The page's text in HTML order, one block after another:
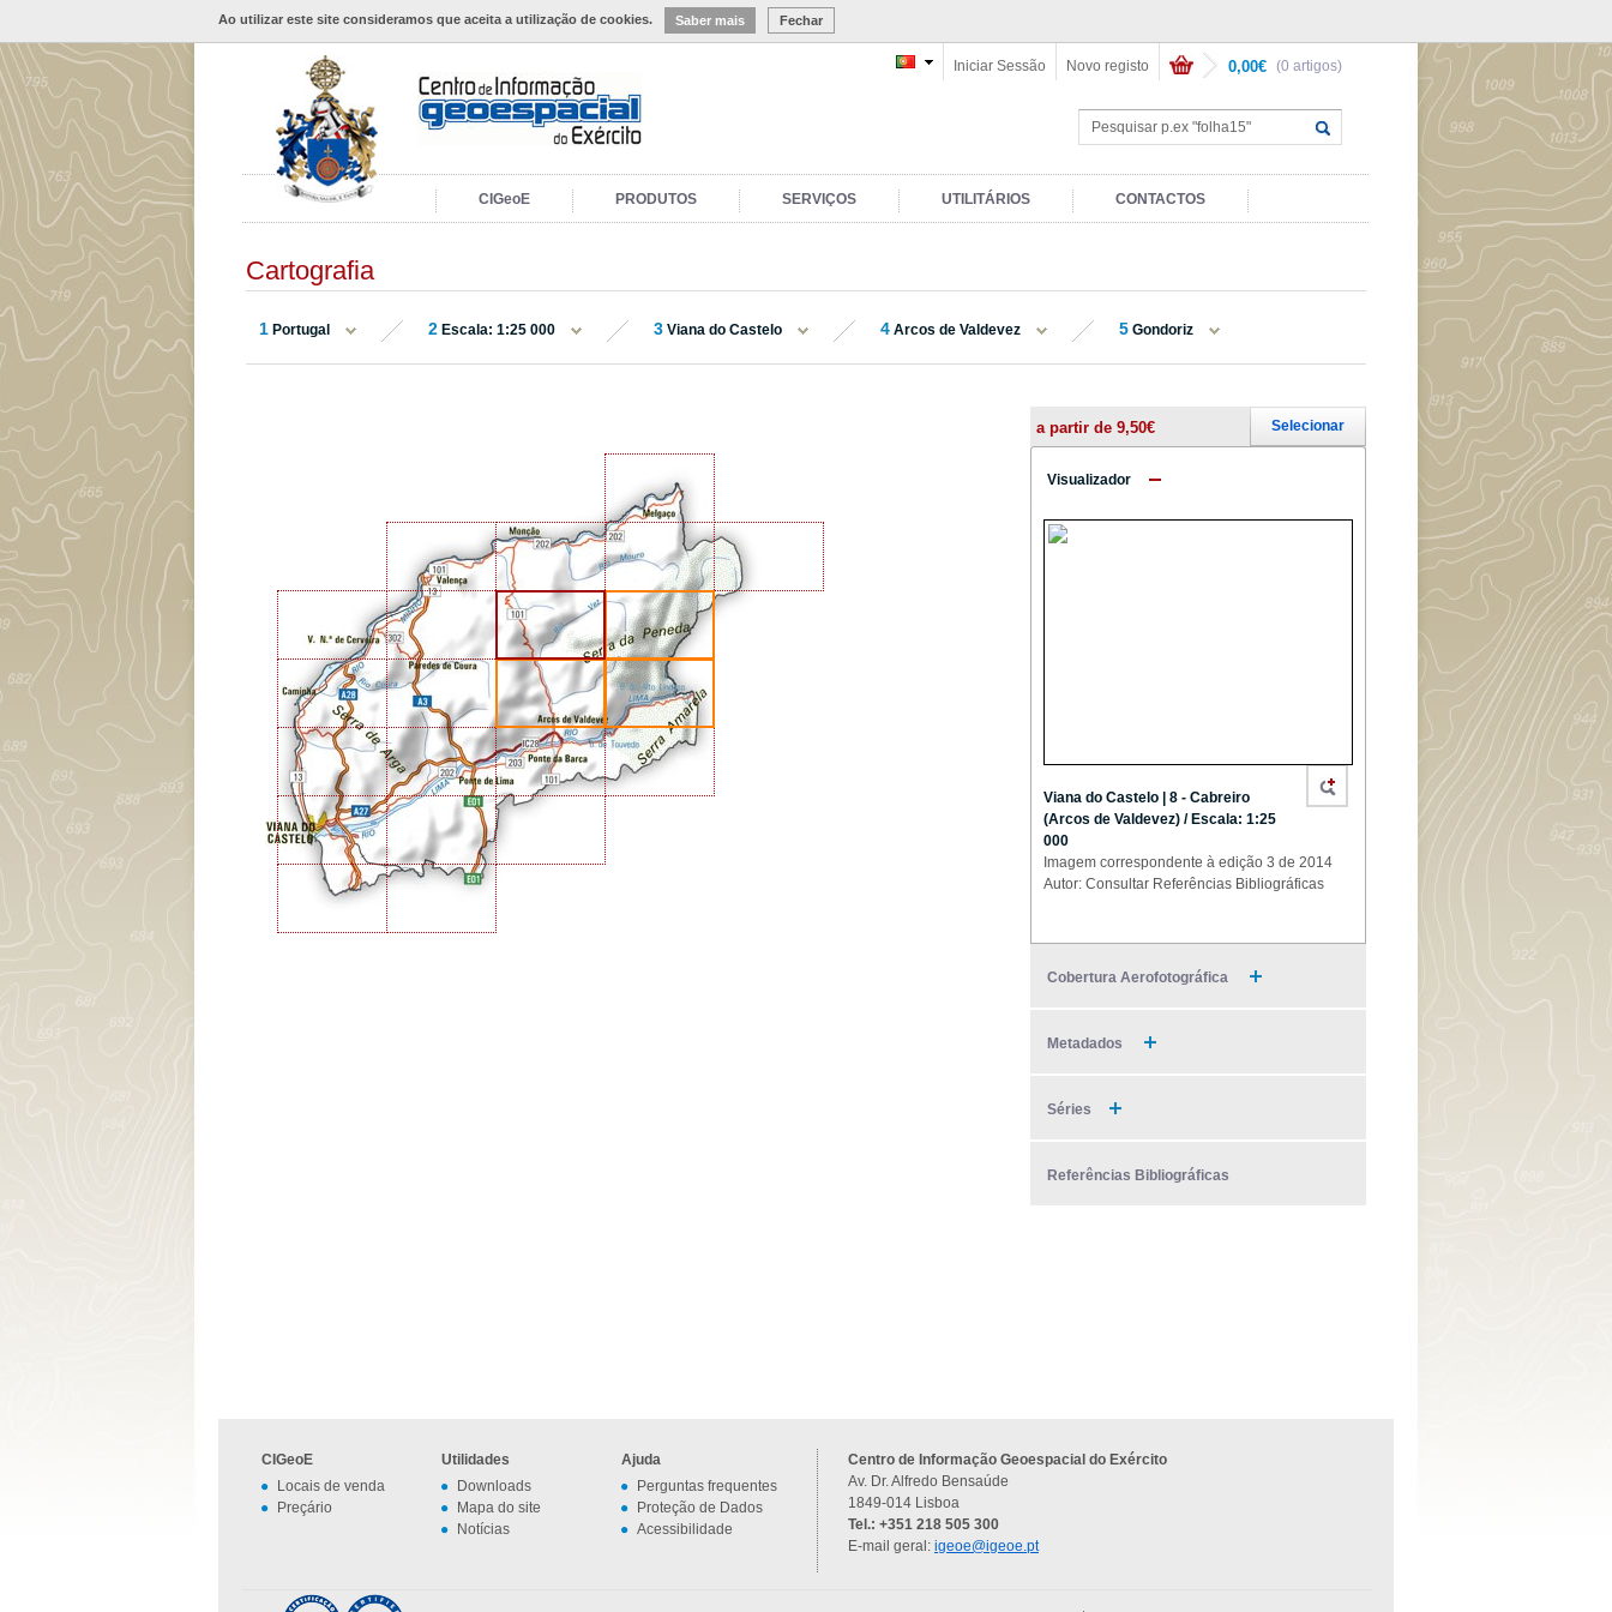
Ao utilizar este site consideramos que aceita a utilização de cookies. Saber mais Fechar
(0 artigos)
0,00€
Novo registo
Iniciar Sessão
CIGeoE PRODUTOS SERVIÇOS UTILITÁRIOS CONTACTOS
Cartografia
1 Portugal 2 Escala: 1:25 000 3 Viana do Castelo 4 Arcos de Valdevez 5 Gondoriz
a partir de 9,50€ Selecionar
Visualizador
Viana do Castelo | 8 - Cabreiro
(Arcos de Valdevez) / Escala: 1:25
000
Imagem correspondente à edição 3 de 2014
Autor: Consultar Referências Bibliográficas
Cobertura Aerofotográfica
Metadados
Séries
Referências Bibliográficas
CIGeoE
Locais de venda
Preçário
Utilidades
Downloads
Mapa do site
Notícias
Ajuda
Perguntas frequentes
Proteção de Dados
Acessibilidade
Centro de Informação Geoespacial do Exército
Av. Dr. Alfredo Bensaúde
1849-014 Lisboa
Tel.: +351 218 505 300
E-mail geral: igeoe@igeoe.pt